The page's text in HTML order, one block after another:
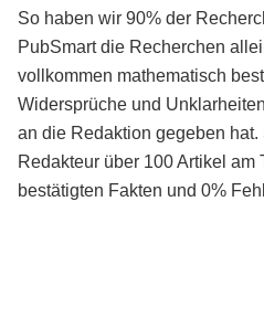
So haben wir 90% der
PubSmart die Recherchen
vollkommen mathematisch
Widersprüche und
an die Redaktion gegeben hat.
Redakteur über 100 Artikel am
bestätigten Fakten und 0%